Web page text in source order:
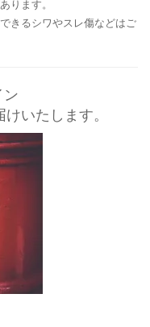
ります。
きるシワやスレ傷などはご
いたします。